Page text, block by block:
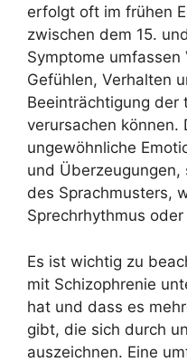
erfolgt oft im frühen
zwischen dem 15.
Symptome umfassen
Gefühlen, Verhalten
Beeinträchtigung der
verursachen können.
ungewöhnliche
und Überzeugungen,
des Sprachmusters,
Sprechrhythmus
Es ist wichtig zu
mit Schizophrenie
hat und dass es
gibt, die sich durch
auszeichnen. Eine